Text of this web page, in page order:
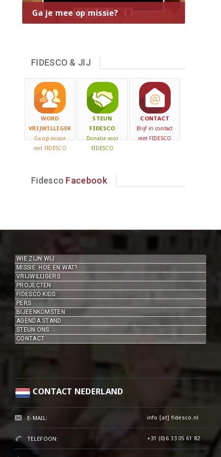
Ga je mee op missie?
FIDESCO & JIJ
WORD
VRIJWILLIGER
Ga op missie
met FIDESCO
STEUN
FIDESCO
Donatie voor
FIDESCO
CONTACT
Blijf in contact
met FIDESCO
Fidesco Facebook
WIE ZIJN WIJ
MISSIE: HOE EN WAT?
VRIJWILLIGERS
PROJECTEN
FIDESCO KIDS
PERS
BIJEENKOMSTEN
AGENDA STAND
STEUN ONS
CONTACT
CONTACT NEDERLAND
E-MAIL: info [at] fidesco.nl
TELEFOON: +31 (0)6 33 05 61 82‬